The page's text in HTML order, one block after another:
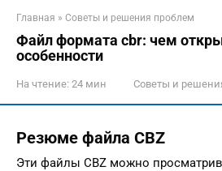
Главная » Советы и решения проблем
Файл формата cbr: чем
особенности
На чтение: 24 мин Советы и
Резюме файла CBZ
Эти файлы CBZ можно